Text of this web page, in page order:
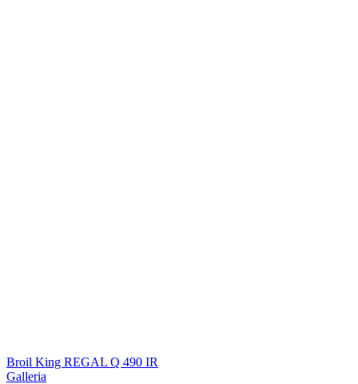
Broil King REGAL Q 490 IR
Galleria